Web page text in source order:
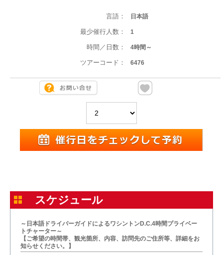
言語： 日本語
最少催行人数： 1
時間／日数： 4時間～
ツアーコード： 6476
スケジュール
～日本語ドライバーガイドによるワシントンD.C.4時間プライベー
トチャーター～
【ご希望の時間帯、観光箇所、内容、訪問先のご住所等、詳細をお
知らせください。】